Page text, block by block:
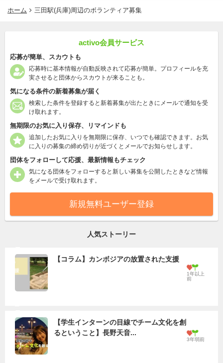
ホーム 三田駅(兵庫)周辺のボランティア募集
activo会員サービス
応募が簡単、スカウトも
応募時に基本情報が自動反映されて応募が簡単。プロフィールを充
実させると団体からスカウトが来ることも。
気になる条件の新着募集が届く
検索した条件を登録すると新着募集が出たときにメールで通知を受
け取れます。
無期限のお気に入り保存、リマインドも
追加したお気に入りを無期限に保存、いつでも確認できます。お気
に入りの募集の締め切りが近づくとメールでお知らせします。
団体をフォローして応援、最新情報もチェック
気になる団体をフォローすると新しい募集を公開したときなど情報
をメールで受け取れます。
新規無料ユーザー登録
人気ストーリー
【コラム】カンボジアの放置された支援
1年以上
前
【学生インターンの目線でチーム文化を創
るということ】長野天音...
3年弱前